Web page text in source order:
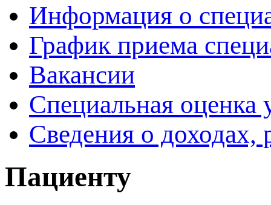
Информация о
График приема
Вакансии
Специальная оценка
Сведения о доходах,
Пациенту